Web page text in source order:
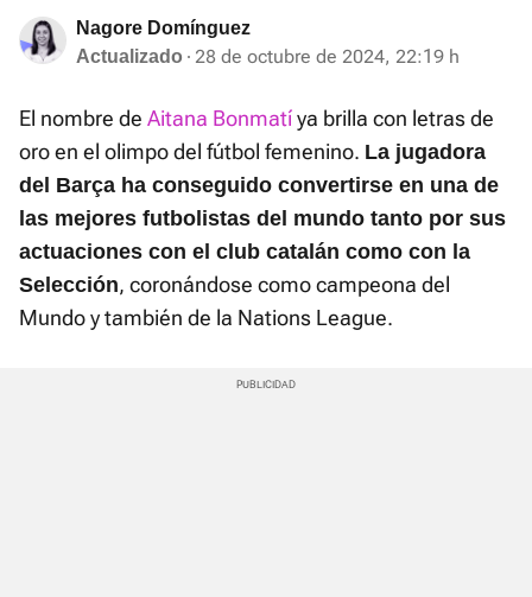
Nagore Domínguez
Actualizado
28 de octubre de 2024, 22:19 h
El nombre de Aitana Bonmatíya brilla con letras de
oro en el olimpo del fútbol femenino. La jugadora
del Barça ha conseguido convertirse en una de
las mejores futbolistas del mundo tanto por sus
actuaciones con el club catalán como con la
Selección, coronándose como campeona del
Mundo y también de la Nations League.